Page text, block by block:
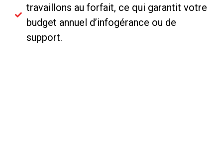
travaillons au forfait, ce qui garantit votre
budget annuel d’infogérance ou de
support.